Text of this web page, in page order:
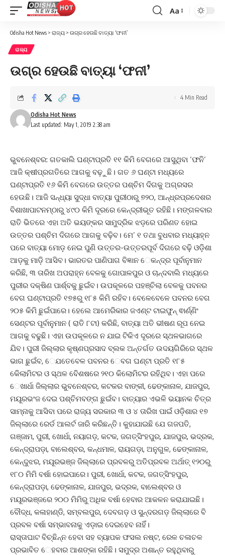
Font
Aa
Odisha Hot News > ରାଜ୍ୟ > ଉଗ୍ର ହେଉଛି ବାତ୍ୟା ‘ଫନୀ’
ରାଜ୍ୟ
ଉଗ୍ର ହେଉଛି ବାତ୍ୟା ‘ଫନୀ’
Last updated: May 1, 2019 2:38 am
Odisha Hot News
4 Min Read
ଭୁବନେଶ୍ବର: ଗତକାଲି ଘଣ୍ଟାପ୍ରତି ୧୧ କିମି ବେଗରେ ଆସୁଥିବା‌ ‘ଫନି’
ଆଜି କ୍ଷୀପ୍ରଗତିରେ ଆଗକୁ ବଢ଼ୁଛି। ଗତ ୬ ଘଣ୍ଟା ମଧ୍ୟରେ
ଘଣ୍ଟାପ୍ରତି ୧୬ କିମି ବେଗରେ ଉତ୍ତର ପଶ୍ଚିମ ଦିଗକୁ ଅଗ୍ରସର
ହେଉଛି। ଆଜି ସନ୍ଧ୍ୟା ସୁଦ୍ଧା ବାତ୍ୟା ପୁରୀଠାରୁ ୭୨୦, ଆନ୍ଧ୍ରପ୍ରଦେଶର
ବିଶାଖାପାଟନମ୍‌ଠାରୁ ୪୯୦ କିମି ଦୂରରେ କେନ୍ଦ୍ରୀଭୂତ ରହିଛି। ମଙ୍ଗଳବାର
ରାତି ଭିତରେ ଏହା ଅତି ଭୟଙ୍କର ସାମୁଦ୍ରିକ ଝଡ଼ରେ ପରିଣତ ହୋଇ
ଉତ୍ତର ପଶ୍ଚିମ ଦିଗରେ ଆଗକୁ ବଢ଼ିବ। ମେ’ ୧ ତଥା ବୁଧବାର ମଧ୍ୟାହ୍ନ
ପରେ ବାତ୍ୟା ମୋଡ଼ ନେଇ ପୁଣି ଉତ୍ତର-ଉତ୍ତରପୂର୍ବ ଦିଗରେ ବଢ଼ି ଓଡ଼ିଶା
ଆଡ଼କୁ ମାଡ଼ି ଆସିବ। ଭାରତର ପାଣିପାଗ ବିଜ୍ଞାନ େକନ୍ଦ୍ର ପୂର୍ବାନୁମାନ
କରିଛି, ୩ ତାରିଖ ଅପରାହ୍ନ ‌ବେଳକୁ ଗୋପାଳପୁର ଓ ଚାନ୍ଦବାଲି ମଧ୍ୟରେ
ପୁରୀର ଦକ୍ଷିଣ ପାର୍ଶ୍ବକୁ ଛୁଇଁବ। ଉପକୂଳ‌ରେ ପହଞ୍ଚିଲା ବେଳକୁ ପବନର
ବେଗ ଘଣ୍ଟାପ୍ରତି ୧୭୫ରୁ ୧୮୫ କିମି ରହିବ। ବେଳେବେଳେ ପବନର ବେଗ
୨୦୫ କିମି ଛୁଇଁପାରେ। ହେଲେ ଆମେରିକାର ଜଏଣ୍ଟ ଟାଇଫୁନ୍ ଵାର୍ଣ୍ଣିଂ
ସେଣ୍ଟର ପୂର୍ବାନୁମାନ ( ରାତି ୮ଟା) କରିଛି, ବାତ୍ୟା ଅତି ଭୀଷଣ ରୂପ ନେଇ
ଆଗକୁ ବଢୁଛି। ଏହା ଉପକୂଳରେ ନ ଯାଇ ଟିକିଏ ଦୂରରେ ସ୍ଥଳଭାଗରେ
ଯିବ। ପୁରୀ ଜିଲ୍ଲାର କୃଷ୍ଣପ୍ରସାଦ ବ୍ଲକ ଅନ୍ତର୍ଗତ ଉଦୟଗିରିରେ ସ୍ଥଳ
ଭାଗ ଛୁଇଁବ, େଯତେବେଳ ପବନର େବଗ ଘଣ୍ଟା ପ୍ରତି ୧୮୫
କିେଲାମିଟର ଓ ସ୍ଥଳ ବିେଶଷରେ ୨୧୦ କିଲୋମିଟର ରହିଥିବ। ଏହା ପରେ
େଖାର୍ଧା ଜିଲ୍ଲାର ଭୁବନେଶ୍ବର, କଟକର ବାଙ୍କୀ, ଢେଙ୍କାନାଳ, ଯାଜପୁର,
ମୟୂରଭଂଜ ଦେଇ ପଶ୍ଚିମବଙ୍ଗ ଛୁଇଁବ। ବାତ୍ୟାର ଏଭଳି ଭୟାନକ ଚିତ୍ର
ସାମ୍ନାକୁ ଆସିବା ପରେ ରାଜ୍ୟ ସରକାର ୩ ଓ ୪ ତାରିଖ ପାଇଁ ଓଡ଼ିଶାର ୧୭
ଜିଲ୍ଲାରେ ରେର୍ଡ ଆଲର୍ଟ ଜାରି କରିଛନ୍ତି। କୁହାଯାଇଛି ‌ଯେ ଗଜପତି,
ଗଞ୍ଜାମ, ପୁରୀ, ଖୋର୍ଧା, ନୟାଗଡ଼, କଟକ, ଜଗତ୍‌ସିଂହପୁର, ଯାଜପୁର, ଭଦ୍ରକ,
କେନ୍ଦ୍ରାପଡ଼ା, ବାଲେଶ୍ବର, କନ୍ଧମାଳ, ରାୟଗଡ଼ା, ଅନୁଗୁଳ, ଢେଙ୍କାନାଳ,
କେନ୍ଦୁଝର, ମୟୂରଭଞ୍ଜ ଜିଲ୍ଲାରେ ପ୍ରବଳରୁ ଅତିପ୍ରବଳ ଅର୍ଥା‌ତ୍‌ ୧୨୦ରୁ
୧୮୦ ମିମି ବର୍ଷା ହୋଇପାରେ। ପୁରୀ, ଖୋର୍ଧା, କଟକ, ଜଗତ୍‌ସିଂହପୁର,
କେନ୍ଦ୍ରାପଡ଼ା, ଢେଙ୍କାନାଳ, ଯାଜପୁର, ଭଦ୍ରକ, ବାଲେଶ୍ବର ଓ
ମୟୂରଭଞ୍ଜରେ ୨୦୦ ମିମିରୁ ଅଧିକ ବର୍ଷା ହେବାର ଆକଳନ କରାଯାଇଛି।
ବୌଦ୍ଧ, କଳାହାଣ୍ଡି, ସମ୍ବଲପୁର, ଦେବଗଡ଼ ଓ ସୁନ୍ଦରଗଡ଼ ଜିଲ୍ଲାରେ ବି
ପ୍ରବଳ ବର୍ଷା ସମ୍ଭାବନାକୁ ଏଡ଼ାଇ ଦେଇହେବ ନାହିଁ।
ରାସ୍ତାଘାଟ ବିଚ୍ଛିନ୍ନ ହେବା ସହ ବ୍ୟାପକ ଫସଲ ନଷ୍ଟ, ରେଳ ଚଳାଚଳ
ପ୍ରଭାବିତ େହବାର ଆଶଙ୍କା ରହିଛି। ସମୁଦ୍ର ଅଶାନ୍ତ ରହୁଥିବାରୁ